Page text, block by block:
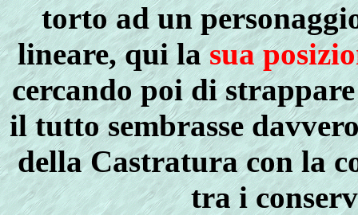
torto ad un
lineare, qui lasua
cercando poi di
il tutto sembrasse
della Castratura con la
tra i